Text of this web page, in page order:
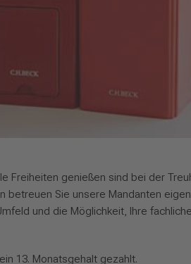
genießen sind bei der
betreuen Sie unsere Mandanten
und die Möglichkeit, Ihre
13. Monatsgehalt gezahlt.